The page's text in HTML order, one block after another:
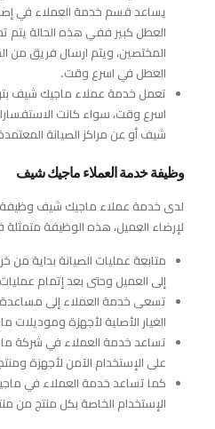
يساعد قسم خدمة العملاء في
العطل كبير ففي هذه الحالة يتم
المختصين، ويتم ارسال فريق من
العطل في اسرع وقت.
تعمل خدمة عملاء ماجيك شيف
اسرع وقت، سواء كانت
شيف أو عن مراكز الصيانة
وظيفة خدمة العملاء ماجيك شيف
لدى خدمة عملاء ماجيك شيف
لإرضاء العميل، هذه الوظيفة متمثلة
متابعة عمليات الصيانة بداية من
إلى العميل وحتى بعد إتمام عمليات
تسعى خدمة العملاء إلى
الغيار الأصلية لأجهزة
تساعد خدمة العملاء في شركة
على الإستخدام الآمن لأجهزة
كما تساعد خدمة العملاء في
الإستخدام الخاصة بكل منتج من